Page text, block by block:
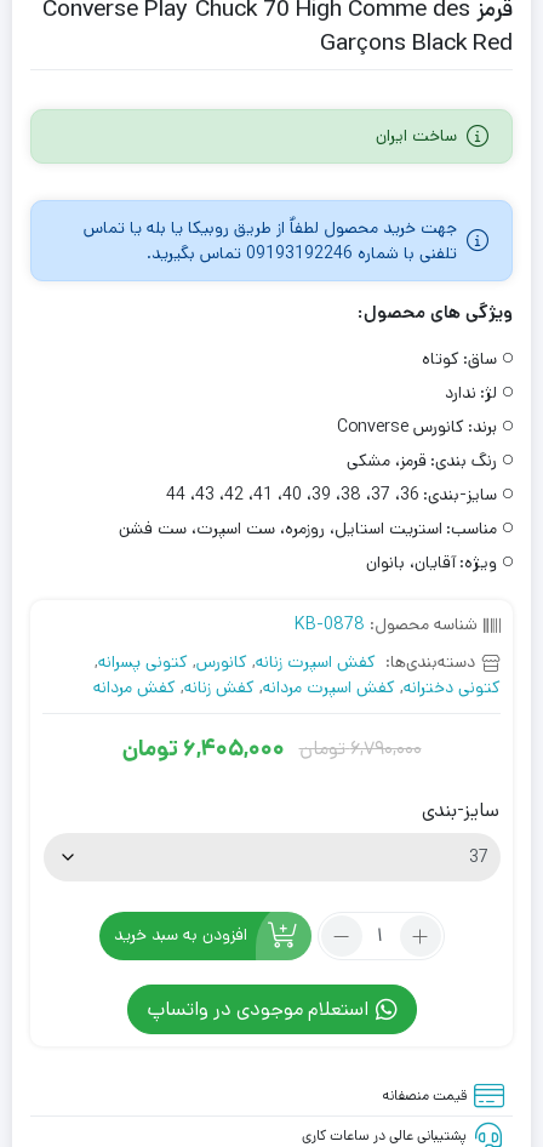
قرمز Converse Play Chuck 70 High Comme des
Garçons Black Red
ساخت ایران
جهت خرید محصول لطفاٌ از طریق روبیکا یا بله یا تماس
تلفنی با شماره 09193192246 تماس بگیرید.
ویژگی های محصول:
ساق: کوتاه
لژ: ندارد
برند: کانورس Converse
رنگ بندی: قرمز، مشکی
سایز-بندی: 36، 37، 38، 39، 40، 41، 42، 43، 44
مناسب: استریت استایل، روزمره، ست اسپرت، ست فشن
ویژه: آقایان، بانوان
شناسه محصول: KB-0878
دسته‌بندی‌ها: کفش اسپرت زنانه, کانورس, کتونی پسرانه,
کتونی دخترانه, کفش اسپرت مردانه, کفش زنانه, کفش مردانه
6,790,000تومان
قیمت
6,405,000 تومان
قیمت
سایز-بندی
تعداد:
کانورس
آل
استار
ساقدار
مشکی
افزودن به سبد خرید
استعلام موجودی در واتساپ
قیمت منصفانه
پشتیبانی عالی در ساعات کاری